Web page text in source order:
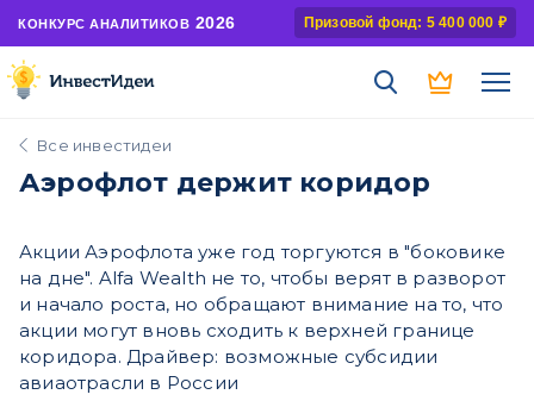
КОНКУРС АНАЛИТИКОВ 2026 Призовой фонд: 5 400 000 ₽
Все инвестидеи
Аэрофлот держит коридор
Акции Аэрофлота уже год торгуются в "боковике
на дне". Alfa Wealth не то, чтобы верят в разворот
и начало роста, но обращают внимание на то, что
акции могут вновь сходить к верхней границе
коридора. Драйвер: возможные субсидии
авиаотрасли в России